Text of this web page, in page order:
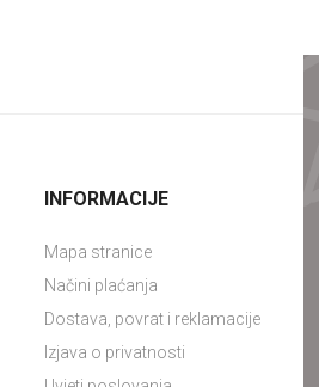
INFORMACIJE
Mapa stranice
Načini plaćanja
Dostava, povrat i reklamacije
Izjava o privatnosti